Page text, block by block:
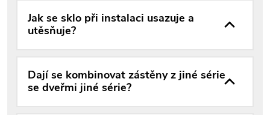
Jak se sklo při instalaci usazuje a
utěsňuje?
Dají se kombinovat zástěny z jiné série
se dveřmi jiné série?